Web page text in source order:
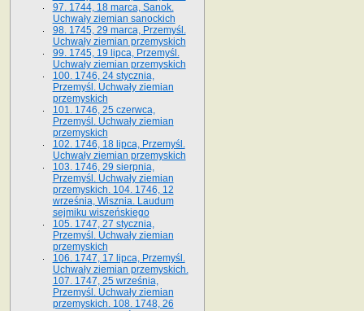
97. 1744, 18 marca, Sanok.
Uchwały ziemian sanockich
98. 1745, 29 marca, Przemyśl.
Uchwały ziemian przemyskich
99. 1745, 19 lipca, Przemyśl.
Uchwały ziemian przemyskich
100. 1746, 24 stycznia,
Przemyśl. Uchwały ziemian
przemyskich
101. 1746, 25 czerwca,
Przemyśl. Uchwały ziemian
przemyskich
102. 1746, 18 lipca, Przemyśl.
Uchwały ziemian przemyskich
103. 1746, 29 sierpnia,
Przemyśl. Uchwały ziemian
przemyskich. 104. 1746, 12
września, Wisznia. Laudum
sejmiku wiszeńskiego
105. 1747, 27 stycznia,
Przemyśl. Uchwały ziemian
przemyskich
106. 1747, 17 lipca, Przemyśl.
Uchwały ziemian przemyskich.
107. 1747, 25 września,
Przemyśl. Uchwały ziemian
przemyskich. 108. 1748, 26